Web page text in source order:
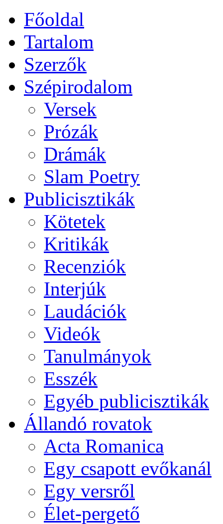
Főoldal
Tartalom
Szerzők
Szépirodalom
Versek
Prózák
Drámák
Slam Poetry
Publicisztikák
Kötetek
Kritikák
Recenziók
Interjúk
Laudációk
Videók
Tanulmányok
Esszék
Egyéb publicisztikák
Állandó rovatok
Acta Romanica
Egy csapott evőkanál
Egy versről
Élet-pergető